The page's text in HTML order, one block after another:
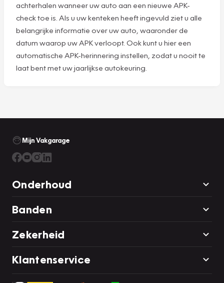
achterhalen wanneer uw auto aan een nieuwe APK-
check toe is. Als u uw kenteken heeft ingevuld ziet u alle
belangrijke informatie over uw auto, waaronder de
datum waarop uw APK verloopt. Ook kunt u hier een
automatische APK-herinnering instellen, zodat u nooit te
laat bent met uw jaarlijkse autokeuring.
Mijn Vakgarage
Onderhoud
Banden
Zekerheid
Klantenservice